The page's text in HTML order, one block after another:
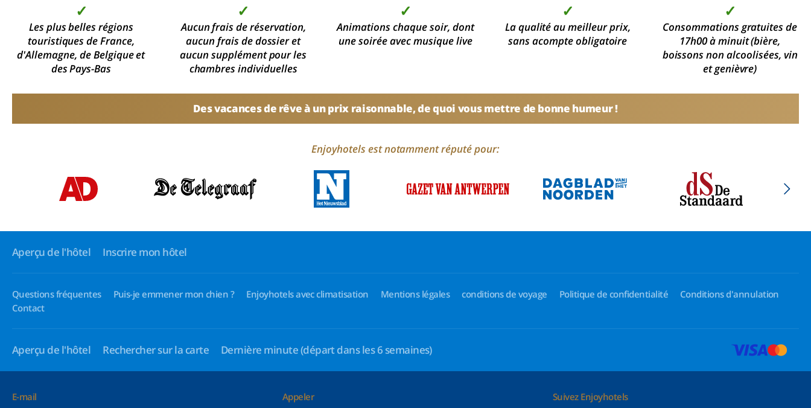
✓
Les plus belles régions
touristiques de France,
d'Allemagne, de Belgique et
des Pays-Bas
✓
Aucun frais de réservation,
aucun frais de dossier et
aucun supplément pour les
chambres individuelles
✓
Animations chaque soir, dont
une soirée avec musique live
✓
La qualité au meilleur prix,
sans acompte obligatoire
✓
Consommations gratuites de
17h00 à minuit (bière,
boissons non alcoolisées, vin
et genièvre)
Des vacances de rêve à un prix raisonnable, de quoi vous mettre de bonne humeur !
Enjoyhotels est notamment réputé pour:
Aperçu de l'hôtel Inscrire mon hôtel
Questions fréquentes Puis-je emmener mon chien ? Enjoyhotels avec climatisation Mentions légales conditions de voyage Politique de confidentialité
Conditions d'annulation
Contact
Aperçu de l'hôtel Rechercher sur la carte Dernière minute(départ dans les 6 semaines)
E-mail Appeler Suivez Enjoyhotels